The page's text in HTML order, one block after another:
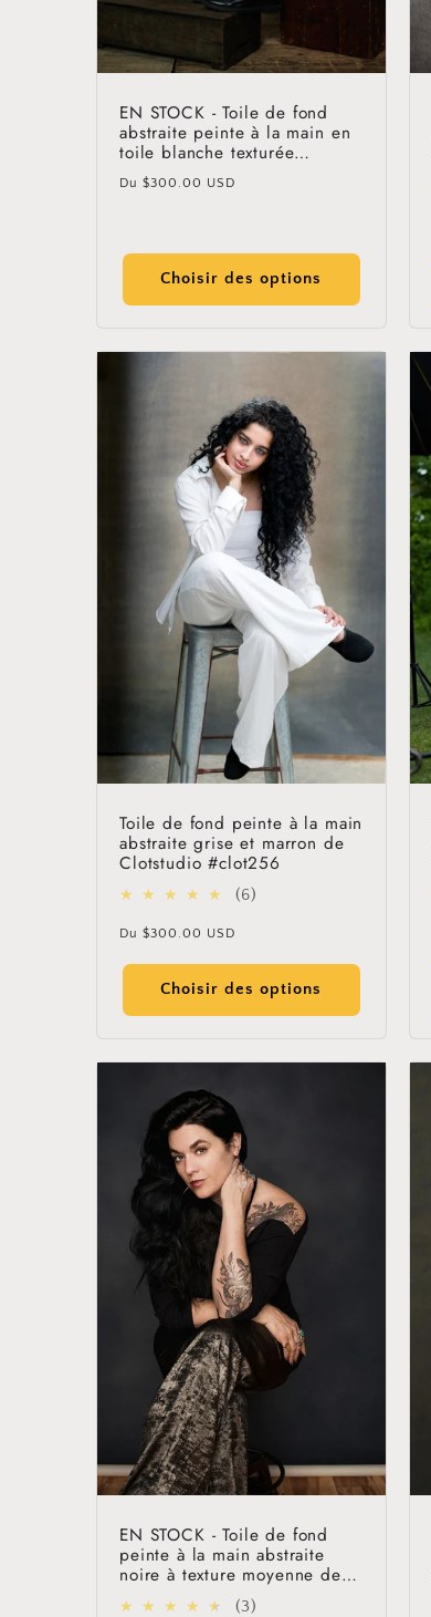
EN STOCK - Toile de fond
abstraite peinte à la main en
toile blanche texturée
Clotstudio #clot425
Prix
Du $300.00 USD
Choisir des options
Toile de fond peinte à la main
abstraite grise et marron de
Clotstudio #clot256
(6)
Prix
Du $300.00 USD
Choisir des options
EN STOCK - Toile de fond
peinte à la main abstraite
noire à texture moyenne de
Clotstudio #clot118
(3)